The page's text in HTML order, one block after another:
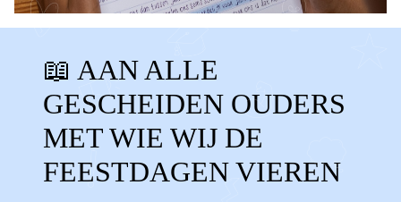
BELANGRIJKE MOMENTEN FAMILIE
STIEFOUDERS ALLEEN
GESCHEIDEN OUDERS KERST
SINTERKLAAS OUD EN NIEUW
FEESTDAGEN PAPA MAMA SAMEN
📖 AAN ALLE
GESCHEIDEN OUDERS
MET WIE WIJ DE
FEESTDAGEN VIEREN